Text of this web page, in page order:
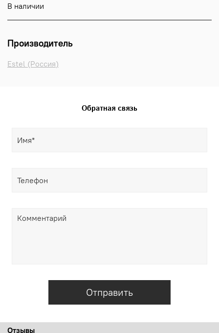
В наличии
Производитель
Estel (Россия)
Обратная связь
Отправить
Отзывы